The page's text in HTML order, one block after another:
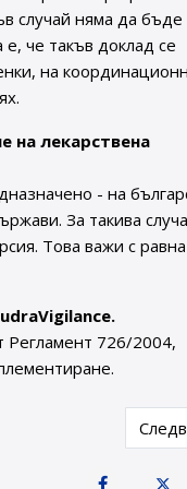
случай няма да бъде
че такъв доклад се
на
на лекарствена
- на
За такива
Това важи с
Регламент 726/2004,
представители
Next